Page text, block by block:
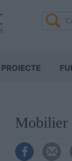
PROIECTE
Mobilier